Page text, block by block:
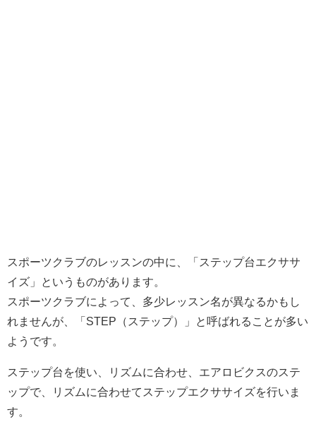
スポーツクラブのレッスンの中に、「ステップ台エクササ
イズ」というものがあります。
スポーツクラブによって、多少レッスン名が異なるかもし
れませんが、「STEP（ステップ）」と呼ばれることが多い
ようです。
ステップ台を使い、リズムに合わせ、エアロビクスのステ
ップで、リズムに合わせてステップエクササイズを行いま
す。